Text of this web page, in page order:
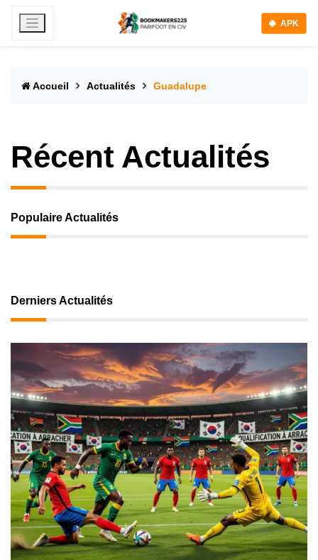
APK
Accueil Actualités Guadalupe
Récent Actualités
Populaire Actualités
Derniers Actualités